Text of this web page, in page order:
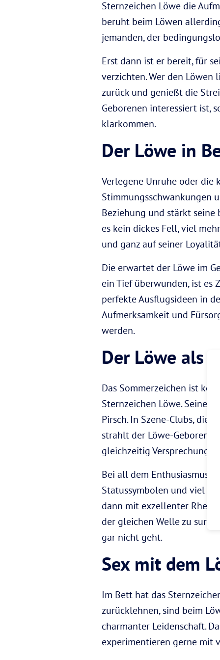
Sternzeichen Löwe die
beruht beim Löwen
jemanden, der
Erst dann ist er bereit, für
verzichten. Wer den Löwen
zurück und genießt die
Geborenen interessiert ist,
klarkommen.
Der Löwe in
Verlegene Unruhe oder die
Stimmungsschwankungen
Beziehung und stärkt seine
es kein dickes Fell, viel
und ganz auf seiner
Die erwartet der Löwe im
ein Tief überwunden, ist es
perfekte Ausflugsideen in
Aufmerksamkeit und
werden.
Der Löwe als
Das Sommerzeichen ist
Sternzeichen Löwe.
Pirsch. In Szene-Clubs, die
strahlt der Löwe-Geborene
gleichzeitig
Bei all dem Enthusiasmus
Statussymbolen und viel
dann mit exzellenter
der gleichen Welle zu
gar nicht geht.
Sex mit dem
Im Bett hat das
zurücklehnen, sind beim
charmanter Leidenschaft.
experimentieren gerne mit